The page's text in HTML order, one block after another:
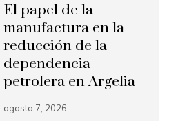
El papel de la
manufactura en la
reducción de la
dependencia
petrolera en Argelia
agosto 7, 2026